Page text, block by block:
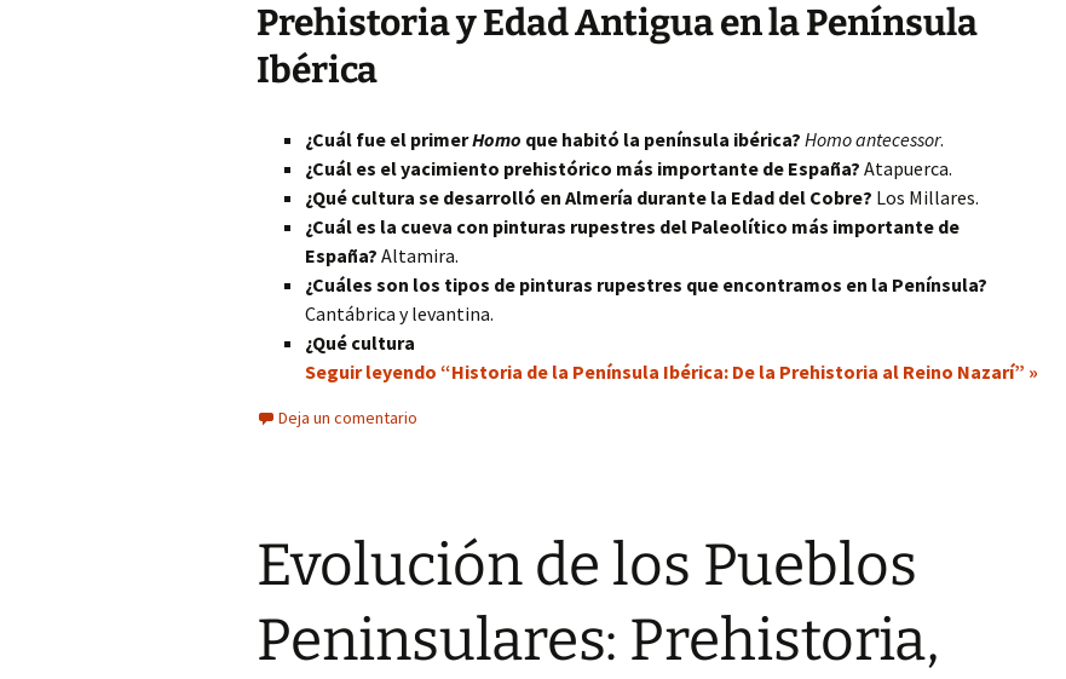
Prehistoria y Edad Antigua en la Península
Ibérica
¿Cuál fue el primerHomo que habitó la península ibérica? Homo antecessor.
¿Cuál es el yacimiento prehistórico más importante de España? Atapuerca.
¿Qué cultura se desarrolló en Almería durante la Edad del Cobre? Los Millares.
¿Cuál es la cueva con pinturas rupestres del Paleolítico más importante de
España? Altamira.
¿Cuáles son los tipos de pinturas rupestres que encontramos en la Península?
Cantábrica y levantina.
¿Qué cultura
Seguir leyendo “Historia de la Península Ibérica: De la Prehistoria al Reino Nazarí” »
Deja un comentario
Evolución de los Pueblos
Peninsulares: Prehistoria,